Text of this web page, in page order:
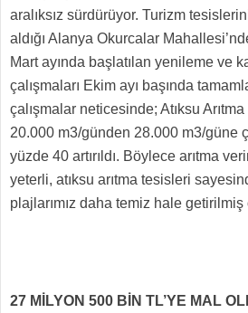
aralıksız sürdürüyor. Turizm
aldığı Alanya Okurcalar
Mart ayında başlatılan yenileme ve
çalışmaları Ekim ayı başında
çalışmalar neticesinde; Atıksu
20.000 m3/günden 28.000 m3/güne
yüzde 40 artırıldı. Böylece arıtma
yeterli, atıksu arıtma tesisleri
plajlarımız daha temiz hale getirilmiş
27 MİLYON 500 BİN TL’YE MAL